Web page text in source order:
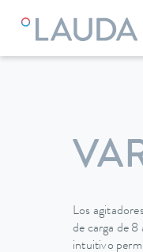
Los
de carga de
intuitivo